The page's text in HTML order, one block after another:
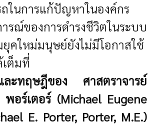
ในการแก้ปัญหาในองค์กร
ณ์ของการดำรงชีวิตในระบบ
คใหม่มนุษย์ยังไม่มีโอกาสใช้
ต็มที่
ะทฤษฎีของ ศาสตราจารย์
อร์เตอร์ (Michael Eugene
E. Porter, Porter, M.E.)